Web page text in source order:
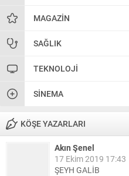
MAGAZIN
SAĞLIK
TEKNOLOJI
SINEMA
KÖŞE YAZARLARI
Akın Şenel
17 Ekim 2019 17:43
ŞEYH GALİB